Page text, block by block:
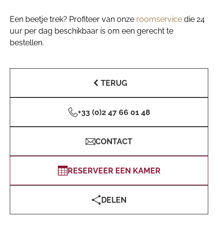
Een beetje trek? Profiteer van onze roomservice die 24
uur per dag beschikbaar is om een gerecht te
bestellen.
TERUG
+33 (0)2 47 66 01 48
CONTACT
RESERVEER EEN KAMER
DELEN